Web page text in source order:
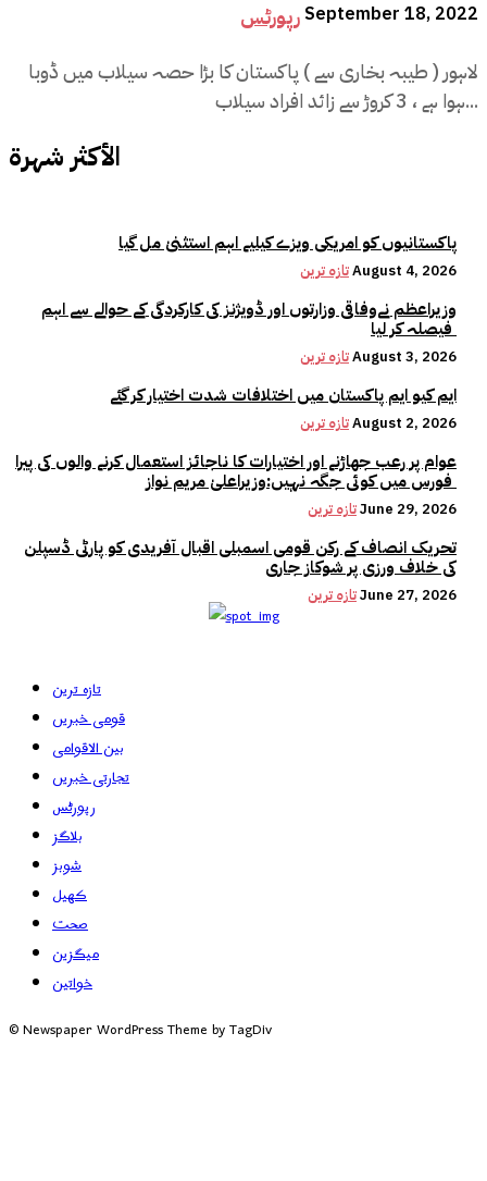
رپورٹسSeptember 18, 2022
لاہور ( طیبہ بخاری سے ) پاکستان کا بڑا حصہ سیلاب میں ڈوبا
ہوا ہے ، 3 کروڑ سے زائد افراد سیلاب...
الأكثر شهرة
پاکستانیوں کو امریکی ویزے کیلیے اہم استثنیٰ مل گیا
تازہ ترینAugust 4, 2026
وزیراعظم نےوفاقی وزارتوں اور ڈویژنز کی کارکردگی کے حوالے سے اہم
تازہ ترینAugust 3, 2026
ایم کیو ایم پاکستان میں اختلافات شدت اختیار کر گئے
تازہ ترینAugust 2, 2026
عوام پر رعب جھاڑنے اور اختیارات کا ناجائز استعمال کرنے والوں کی پیرا
تازہ ترینJune 29, 2026
تحریک انصاف کے رکن قومی اسمبلی اقبال آفریدی کو پارٹی ڈسپلن
کی خلاف ورزی پر شوکاز جاری
تازہ ترینJune 27, 2026
تازہ ترین
قومی خبریں
بین الاقوامی
تجارتی خبریں
رپورٹس
بلاگز
شوبز
کھیل
صحت
میگزین
خواتین
© Newspaper WordPress Theme by TagDiv